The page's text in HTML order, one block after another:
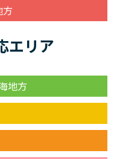
方
エリア
地方